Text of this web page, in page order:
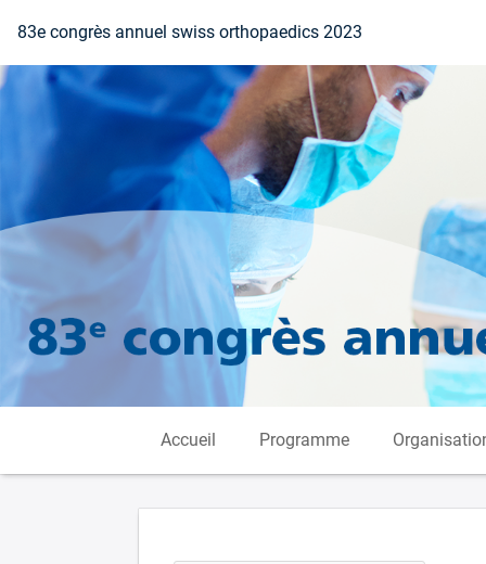
Vers la page d'accueil
83e congrès annuel swiss orthopaedics 2023
Accueil Programme